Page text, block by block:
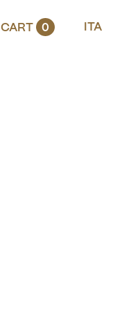
CART 0 ITA